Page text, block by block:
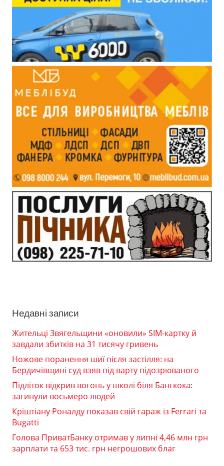
Недавні записи
Жительці Звягельщини «оновили» SIM-картку й
завдали збитків на 31 тисячу гривень
Ножове поранення шиї після застілля: на
Бердичівщині суд взяв під варту підозрюваного
Підліток відкрив вогонь у школі біля Бангкока:
загинули восьмеро людей
Кріштіану Роналду показав свій гараж із Ferrari та
Bugatti
Голова ПриватБанку отримав у липні 4,46 млн грн
зарплати та 653 тис. грн негрошових благ